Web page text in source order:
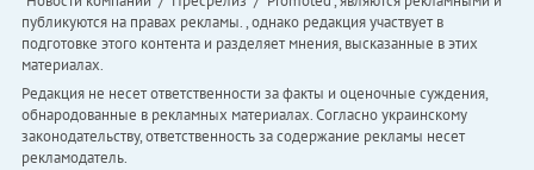
публикуются на правах рекламы. , однако редакция участвует в
подготовке этого контента и разделяет мнения, высказанные в этих
материалах.
Редакция не несет ответственности за факты и оценочные суждения,
обнародованные в рекламных материалах. Согласно украинскому
законодательству, ответственность за содержание рекламы несет
рекламодатель.